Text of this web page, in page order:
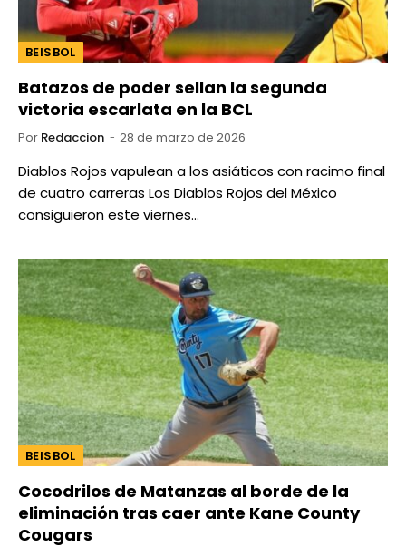
BEISBOL
Batazos de poder sellan la segunda
victoria escarlata en la BCL
Por Redaccion 28 de marzo de 2026
Diablos Rojos vapulean a los asiáticos con racimo final
de cuatro carreras Los Diablos Rojos del México
consiguieron este viernes…
BEISBOL
Cocodrilos de Matanzas al borde de la
eliminación tras caer ante Kane County
Cougars